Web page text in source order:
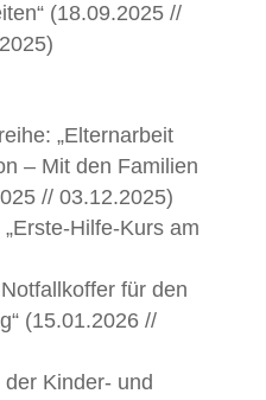
(18.09.2025 //
„Elternarbeit
– Mit den Familien
// 03.12.2025)
Hilfe-Kurs am
für den
(15.01.2026 //
Kinder- und